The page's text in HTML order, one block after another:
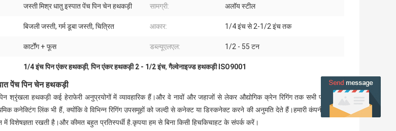
जस्ती मिश्र धातु इस्पात पेंच पिन चेन हथकड़ी सामग्री: अलॉय स्टील
बिजली जस्ती, गर्म डूबा जस्ती, चित्रित आकार: 1/4 इंच से 2-1/2 इंच तक
कार्टोंग + फूस डब्ल्यूएलएल: 1/2 - 55 टन
1/4 इंच पिन एंकर हथकड़ी,पिन एंकर हथकड़ी 2 - 1/2 इंच,गैल्वेनाइज्ड हथकड़ी ISO9001
पेंच पिन चेन हथकड़ी
श्रृंखला हथकड़ी कई हेराफेरी अनुप्रयोगों में व्यावहारिक हैं।और वे नावों और जहाजों से लेकर औद्योगिक क्रेन रिगिंग तक सभी प्रकार की
कनेक्टिंग लिंक भी हैं, क्योंकि वे विभिन्न रिगिंग उपसमूहों को जल्दी से कनेक्ट या डिस्कनेक्ट करने की अनुमति देते हैं।हमारी कंपनी कई वर्षों
विशेषज्ञता रखती है।और कीमत बहुत प्रतिस्पर्धी है.कृपया हम से बिना किसी हिचकिचाहट के संपर्क करें।